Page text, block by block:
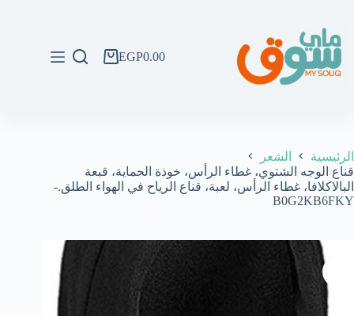
المحتوى
عربةEGP0.00
الرئيسية
الشعر
قناع الوجه الشتوي، غطاء الرأس، خوذة الحماية، قبعة
البالاكلافا، غطاء الرأس، لعبة، قناع الرياح في الهواء الطلق.-
B0G2KB6FKY